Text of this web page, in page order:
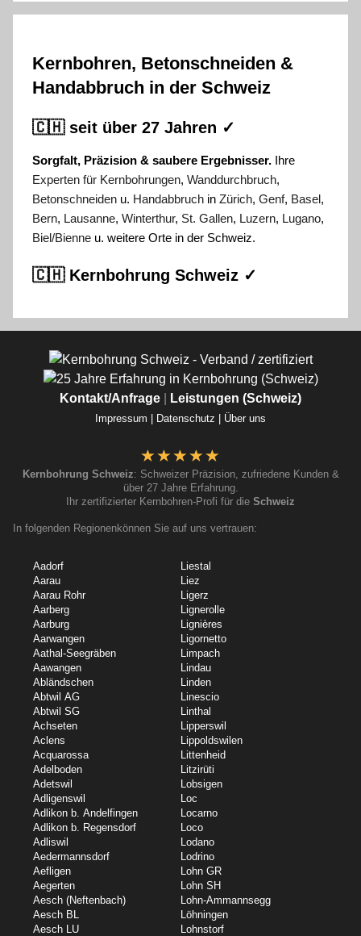
Kernbohren, Betonschneiden &
Handabbruch in der Schweiz
🇨🇭 seit über 27 Jahren ✓
Sorgfalt, Präzision & saubere Ergebnisser. Ihre
Experten für Kernbohrungen, Wanddurchbruch,
Betonschneiden u. Handabbruch in Zürich, Genf, Basel,
Bern, Lausanne, Winterthur, St. Gallen, Luzern, Lugano,
Biel/Bienne u. weitere Orte in der Schweiz.
🇨🇭 Kernbohrung Schweiz ✓
Kontakt/Anfrage Leistungen (Schweiz)
Impressum | Datenschutz | Über uns
Kernbohrung Schweiz: Schweizer Präzision, zufriedene Kunden &
über 27 Jahre Erfahrung.
Ihr zertifizierter Kernbohren-Profi für die Schweiz
In folgenden Regionenkönnen Sie auf uns vertrauen:
Aadorf
Aarau
Aarau Rohr
Aarberg
Aarburg
Aarwangen
Aathal-Seegräben
Aawangen
Abländschen
Abtwil AG
Abtwil SG
Achseten
Aclens
Acquarossa
Adelboden
Adetswil
Adligenswil
Adlikon b. Andelfingen
Adlikon b. Regensdorf
Adliswil
Aedermannsdorf
Aefligen
Aegerten
Aesch (Neftenbach)
Aesch BL
Aesch LU
Liestal
Liez
Ligerz
Lignerolle
Lignières
Ligornetto
Limpach
Lindau
Linden
Linescio
Linthal
Lipperswil
Lippoldswilen
Littenheid
Litzirüti
Lobsigen
Loc
Locarno
Loco
Lodano
Lodrino
Lohn GR
Lohn SH
Lohn-Ammannsegg
Löhningen
Lohnstorf